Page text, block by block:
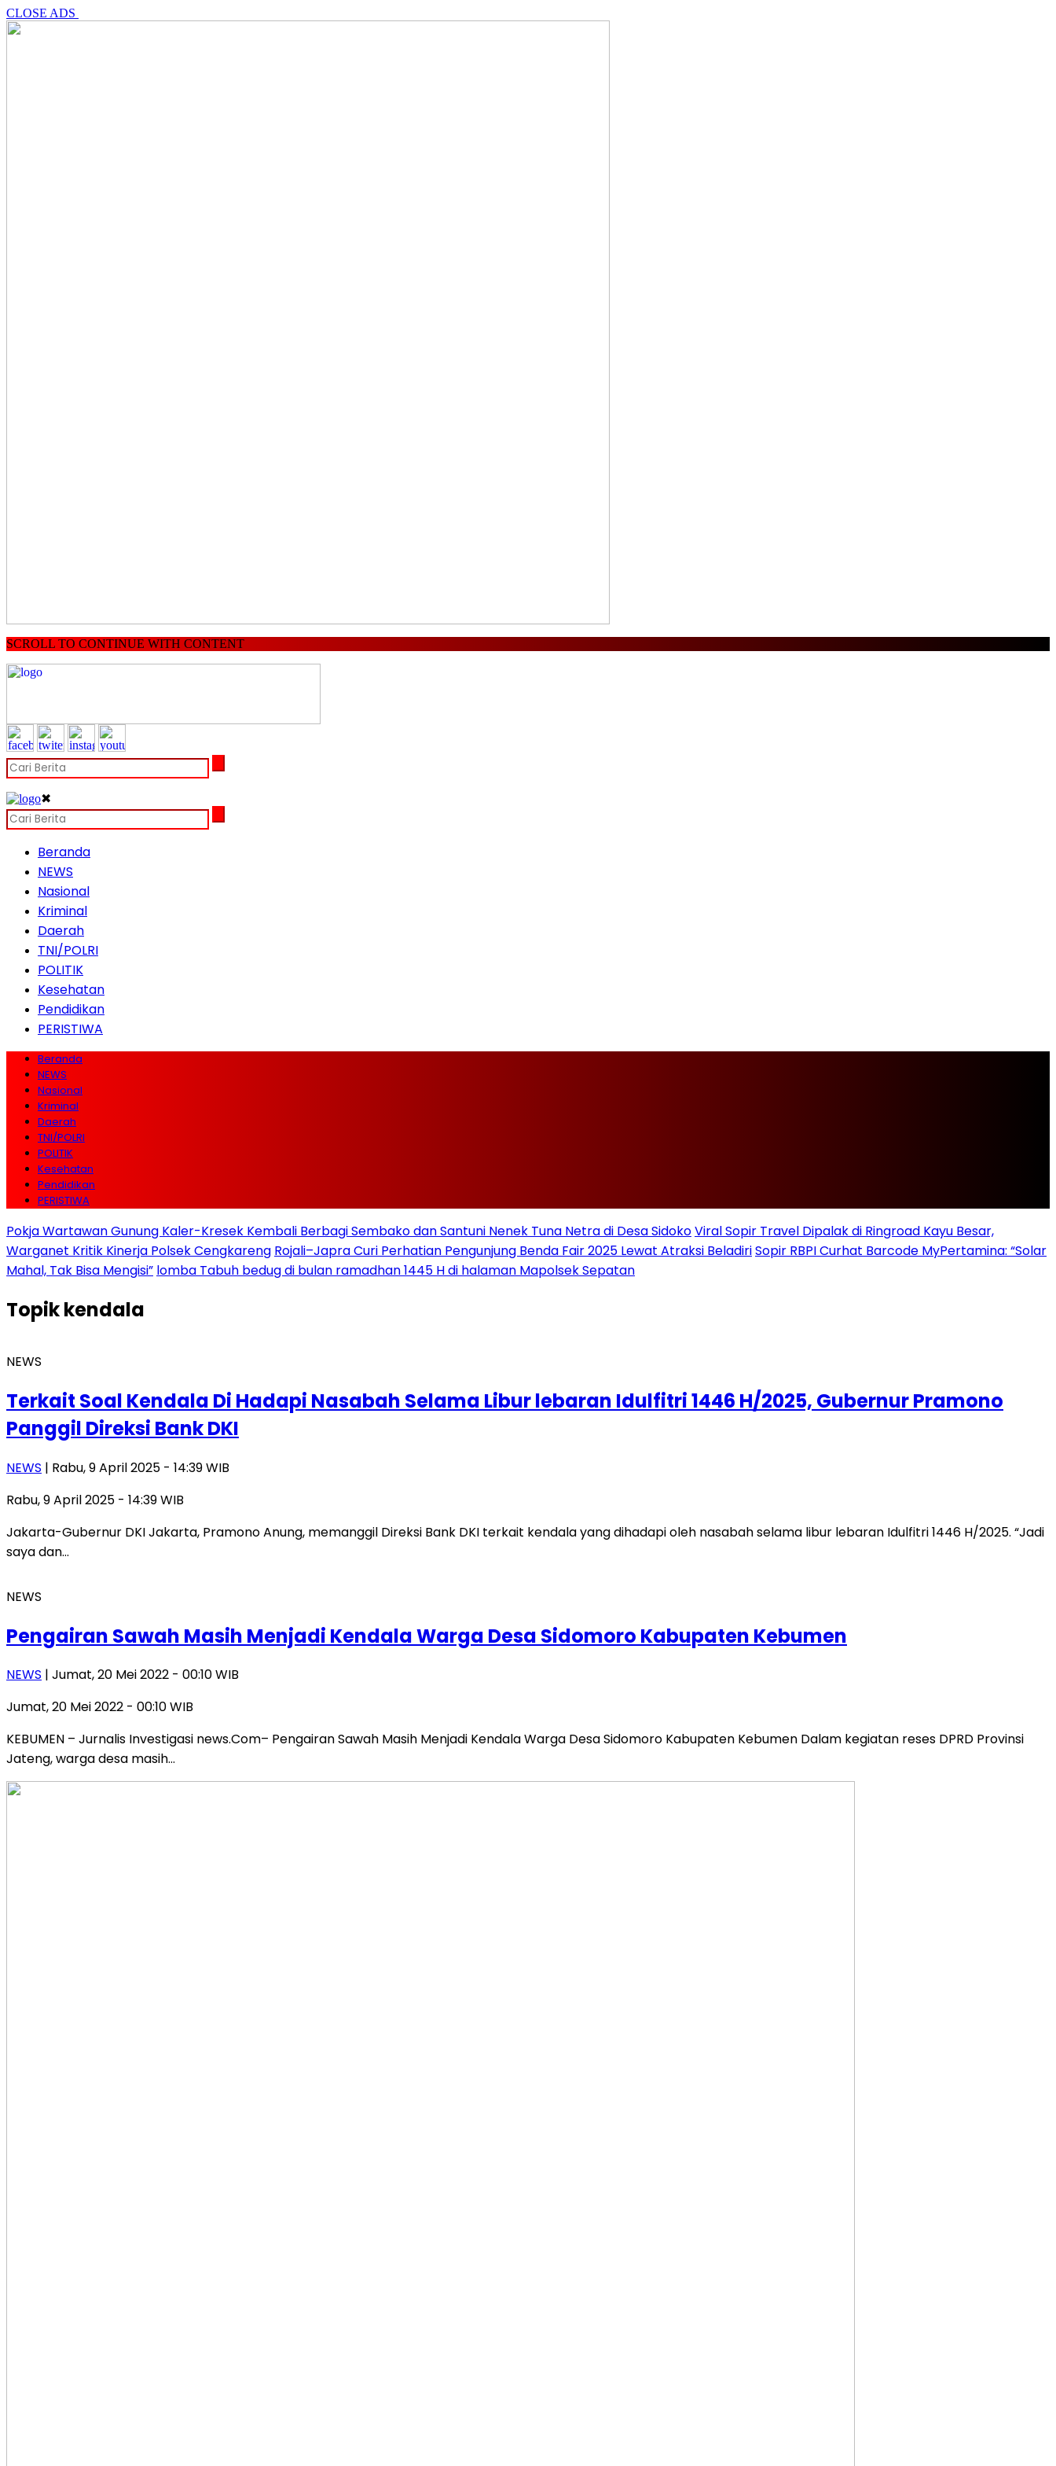
CLOSE ADS
SCROLL TO CONTINUE WITH CONTENT
✖
Beranda
NEWS
Nasional
Kriminal
Daerah
TNI/POLRI
POLITIK
Kesehatan
Pendidikan
PERISTIWA
Beranda
NEWS
Nasional
Kriminal
Daerah
TNI/POLRI
POLITIK
Kesehatan
Pendidikan
PERISTIWA
Pokja Wartawan Gunung Kaler-Kresek Kembali Berbagi Sembako dan Santuni Nenek Tuna Netra di Desa SidokoViral Sopir Travel Dipalak di Ringroad Kayu Besar,
Warganet Kritik Kinerja Polsek Cengkareng Rojali–Japra Curi Perhatian Pengunjung Benda Fair 2025 Lewat Atraksi BeladiriSopir RBPI Curhat Barcode MyPertamina: “Solar
Mahal, Tak Bisa Mengisi” lomba Tabuh bedug di bulan ramadhan 1445 H di halaman Mapolsek Sepatan
Topikkendala
NEWS
Terkait Soal Kendala Di Hadapi Nasabah Selama Libur lebaran Idulfitri 1446 H/2025, Gubernur Pramono
Panggil Direksi Bank DKI
NEWS | Rabu, 9 April 2025 - 14:39 WIB
Rabu, 9 April 2025 - 14:39 WIB
Jakarta-Gubernur DKI Jakarta, Pramono Anung, memanggil Direksi Bank DKI terkait kendala yang dihadapi oleh nasabah selama libur lebaran Idulfitri 1446 H/2025. “Jadi
saya dan…
NEWS
Pengairan Sawah Masih Menjadi Kendala Warga Desa Sidomoro Kabupaten Kebumen
NEWS | Jumat, 20 Mei 2022 - 00:10 WIB
Jumat, 20 Mei 2022 - 00:10 WIB
KEBUMEN – Jurnalis Investigasi news.Com– Pengairan Sawah Masih Menjadi Kendala Warga Desa Sidomoro Kabupaten Kebumen Dalam kegiatan reses DPRD Provinsi
Jateng, warga desa masih…